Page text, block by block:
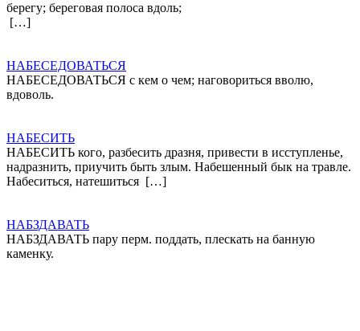
берегу; береговая полоса вдоль;
[…]
НАБЕСЕДОВАТЬСЯ
НАБЕСЕДОВАТЬСЯ с кем о чем; наговориться вволю,
вдоволь.
НАБЕСИТЬ
НАБЕСИТЬ кого, разбесить дразня, привести в исступленье,
надразнить, приучить быть злым. Набешенный бык на травле.
Набеситься, натешиться […]
НАБЗДАВАТЬ
НАБЗДАВАТЬ пару перм. поддать, плескать на банную
каменку.